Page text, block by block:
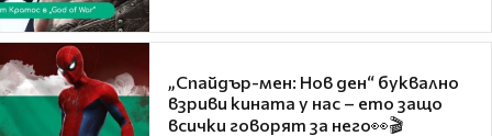
„Спайдър-мен: Нов ден“ буквално
взриви кината у нас – ето защо
всички говорят за него👀🎬